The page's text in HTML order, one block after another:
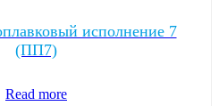
исполнение 7
(ПП7)
Read more